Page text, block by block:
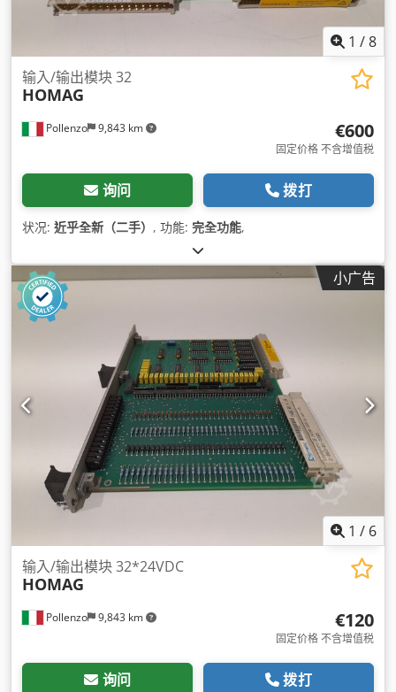
1 /8
Pollenzo 9,843 km
输入/输出模块 32
HOMAG
€600
固定价格 不含增值税
询问 拨打
状况: 近乎全新（二手） , 功能: 完全功能,
小广告
1 / 6
Pollenzo 9,843 km
输入/输出模块 32*24VDC
HOMAG
€120
固定价格 不含增值税
询问 拨打